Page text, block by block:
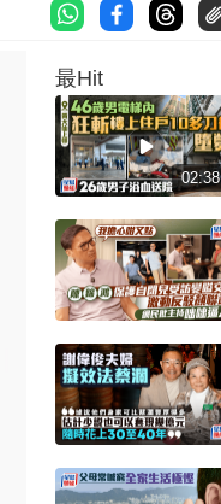
最Hit
02:38